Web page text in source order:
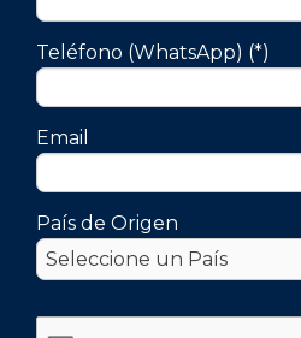
Teléfono (WhatsApp) (*)
Email
País de Origen